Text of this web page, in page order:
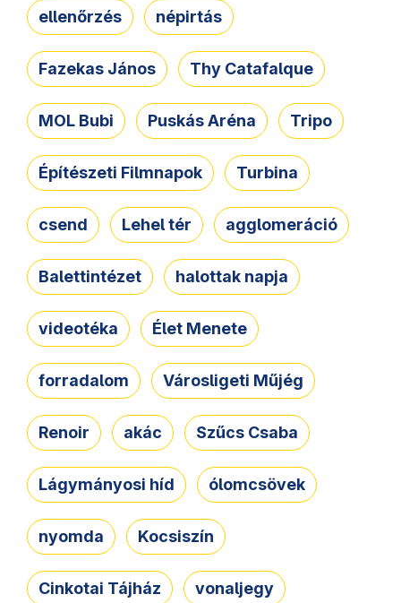
ellenőrzés népirtás
Fazekas János Thy Catafalque
MOL Bubi Puskás Aréna Tripo
Építészeti Filmnapok Turbina
csend Lehel tér agglomeráció
Balettintézet halottak napja
videotéka Élet Menete
forradalom Városligeti Műjég
Renoir akác Szűcs Csaba
Lágymányosi híd ólomcsövek
nyomda Kocsiszín
Cinkotai Tájház vonaljegy